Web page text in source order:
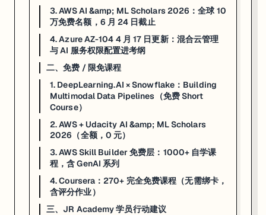
Phase 2 — Nanodegree（全额资助）：Phase 1 成绩排名前
申请条件：年满 18 岁，无编程或 AI 基础要求
AWS Training Blog·Opportunities for Youth
4. Azure AZ-104 4 月 17 日更新：混合云管理与 AI 服务权限
：AZ-104 Microsoft Azure Administrator 4 月 17 日小幅更新
这次不是换考试代码、不发 v2 版本，而是在现有 AZ-104 框架内精细
Azure Arc 混合云管理
Azure Monitor 自动化：告警规则 + Action Group 的全流程配置
Azure AI 服务网络权限：在特定场景下如何设置连接到 Azure
成本优化 ：Advisor 建议落地与预留实例计划
4 月还有 AI-200（预计取代 AZ-204，beta 原定 4 月 2 日）和 AI-103
3. AWS AI &amp; ML Scholars 2026：全球 10
万免费名额，6 月 24 日截止
4. Azure AZ-104 4 月 17 日更新：混合云管理
与 AI 服务权限配置进考纲
二、免费 / 限免课程
1. DeepLearning.AI × Snowflake：Building
Multimodal Data Pipelines（免费 Short
Course）
2. AWS + Udacity AI &amp; ML Scholars
2026（全额，0 元）
3. AWS Skill Builder 免费层：1000+ 自学课
程，含 GenAI 系列
4. Coursera：270+ 完全免费课程（无需绑卡，
含评分作业）
三、JR Academy 学员行动建议